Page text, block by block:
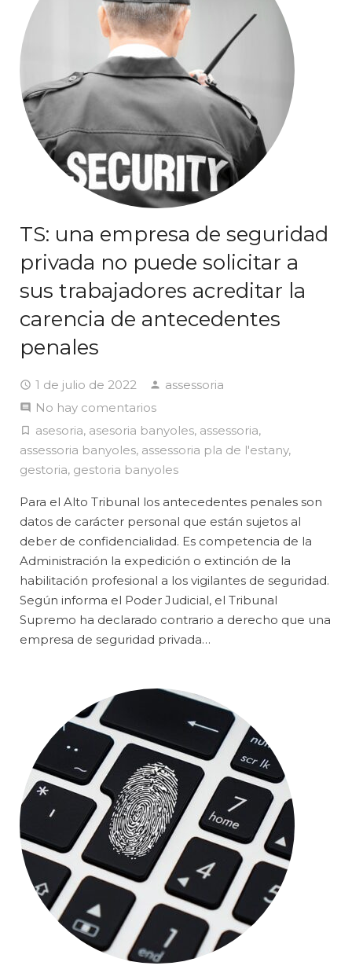
TS: una empresa de seguridad
privada no puede solicitar a
sus trabajadores acreditar la
carencia de antecedentes
penales
1 de julio de 2022
assessoria
No hay comentarios
asesoria, asesoria banyoles, assessoria,
assessoria banyoles, assessoria pla de l'estany,
gestoria, gestoria banyoles
Para el Alto Tribunal los antecedentes penales son
datos de carácter personal que están sujetos al
deber de confidencialidad. Es competencia de la
Administración la expedición o extinción de la
habilitación profesional a los vigilantes de seguridad.
Según informa el Poder Judicial, el Tribunal
Supremo ha declarado contrario a derecho que una
empresa de seguridad privada…